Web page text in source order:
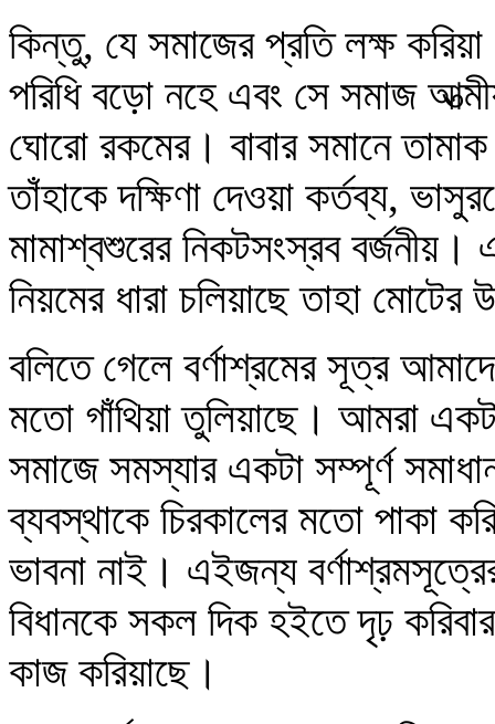
কিন্তু, যে সমাজের প্রতি লক্ষ
পরিধি বড়ো নহে এবং সে সমাজ
ঘোরো রকমের। বাবার সমানে
তাঁহাকে দক্ষিণা দেওয়া কর্তব্য,
মামাশ্বশুরের নিকটসংস্রব বর্জনীয়।
নিয়মের ধারা চলিয়াছে তাহা
বলিতে গেলে বর্ণাশ্রমের সূত্র
মতো গাঁথিয়া তুলিয়াছে। আমরা
সমাজে সমস্যার একটা সম্পূর্ণ
ব্যবস্থাকে চিরকালের মতো পাকা
ভাবনা নাই। এইজন্য বর্ণাশ্রমসূত্রের
বিধানকে সকল দিক হইতে দৃঢ়
কাজ করিয়াছে।